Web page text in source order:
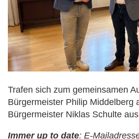
Trafen sich zum gemeinsamen
Bürgermeister Philip Middelberg
Bürgermeister Niklas Schulte
Immer up to date: E-